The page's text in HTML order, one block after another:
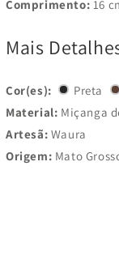
Comprimento: 16
Mais
Cor(es): Preta
Material: Miçanga
Artesã: Waura
Origem: Mato